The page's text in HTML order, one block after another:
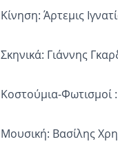
Κίνηση: Άρτεμις
Σκηνικά: Γιάννης
Κοστούμια-Φωτισμοί
Μουσική: Βασίλης